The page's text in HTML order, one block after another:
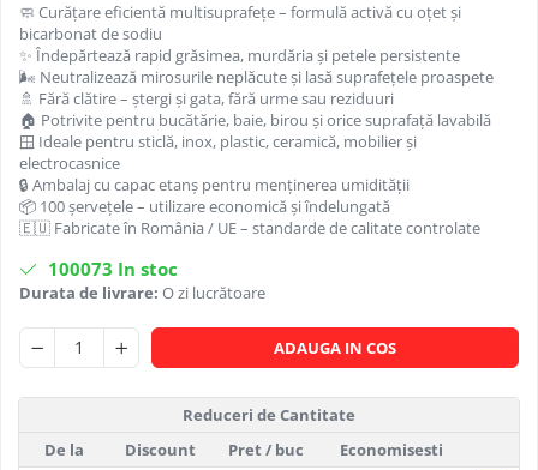
🧼 Curățare eficientă multisuprafețe – formulă activă cu oțet și
bicarbonat de sodiu
✨ Îndepărtează rapid grăsimea, murdăria și petele persistente
🌬 Neutralizează mirosurile neplăcute și lasă suprafețele proaspete
🚿 Fără clătire – ștergi și gata, fără urme sau reziduuri
🏠 Potrivite pentru bucătărie, baie, birou și orice suprafață lavabilă
🪟 Ideale pentru sticlă, inox, plastic, ceramică, mobilier și
electrocasnice
🔒 Ambalaj cu capac etanș pentru menținerea umidității
📦 100 șervețele – utilizare economică și îndelungată
🇪🇺 Fabricate în România / UE – standarde de calitate controlate
100073 In stoc
Durata de livrare: O zi lucrătoare
ADAUGA IN COS
Reduceri de Cantitate
De la
Discount Pret / buc
Economisesti